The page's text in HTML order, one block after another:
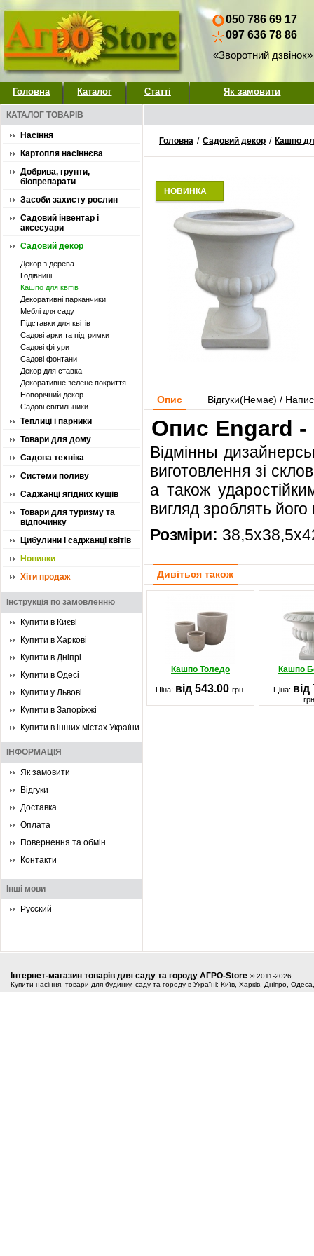
050 786 69 17
097 636 78 86
«Зворотний дзвінок»
Головна Каталог Статті Як замовити
КАТАЛОГ ТОВАРІВ
Насіння
Картопля насіннєва
Добрива, грунти,
біопрепарати
Засоби захисту рослин
Садовий інвентар і
аксесуари
Садовий декор
Декор з дерева
Годівниці
Кашпо для квітів
Декоративні парканчики
Меблі для саду
Підставки для квітів
Садові арки та підтримки
Садові фігури
Садові фонтани
Декор для ставка
Декоративне зелене покриття
Новорічний декор
Садові світильники
Теплиці і парники
Товари для дому
Садова техніка
Системи поливу
Саджанці ягідних кущів
Товари для туризму та
відпочинку
Цибулини і саджанці квітів
Новинки
Хіти продаж
Інструкція по замовленню
Купити в Києві
Купити в Харкові
Купити в Дніпрі
Купити в Одесі
Купити у Львові
Купити в Запоріжжі
Купити в інших містах України
ІНФОРМАЦІЯ
Як замовити
Відгуки
Доставка
Оплата
Повернення та обмін
Контакти
Інші мови
Русский
Головна / Садовий декор / Кашпо
НОВИНКА
Опис Відгуки(Немає) /
Опис Engard
Відмінны
виготовлення зі
а також
вигляд зроблять
Розміри:
Дивіться також
Кашпо Толедо Кашпо
Ціна: від 543.00 грн. Ціна: від
Інтернет-магазин товарів для саду та городу АГРО-Store © 2011-2026
Купити насіння, товари для будинку, саду та городу в Україні: Київ, Харків, Дніпро,